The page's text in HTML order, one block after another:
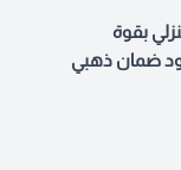
بقوة
ضمان ذهبي